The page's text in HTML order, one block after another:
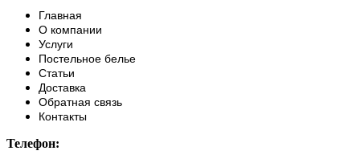
Главная
О компании
Услуги
Постельное белье
Статьи
Доставка
Обратная связь
Контакты
Телефон: